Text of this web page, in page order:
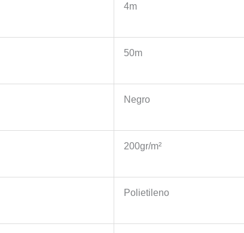
4m
50m
Negro
200gr/m²
Polietileno